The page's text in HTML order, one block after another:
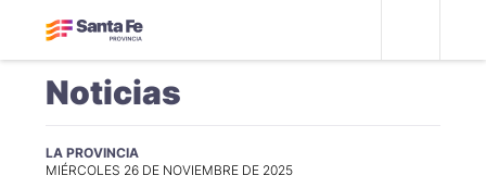
Noticias
LA PROVINCIA
MIÉRCOLES 26 DE NOVIEMBRE DE 2025